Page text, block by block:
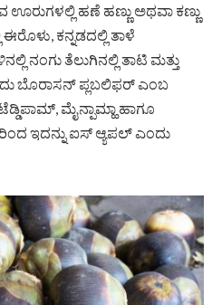
ಊರುಗಳಲ್ಲಿ ಹಣೆ ಹಣ್ಣು ಅಥವಾ ಕಣ್ಣು
ಕನ್ನಡದಲ್ಲಿ ತಾಳೆ
ನಂಗು ತೆಲುಗಿನಲ್ಲಿ ತಾಟಿ ಮತ್ತು
ಬೊರಾಸನ್ ಪ್ಲಬಲಿಫರ್ ಎಂಬ
ಮೈನ್ಪಾಮ್ಹಾ ಹಾಗೂ
ಇದನ್ನು ಐಸ್ ಆ್ಯಪಲ್ ಎಂದು